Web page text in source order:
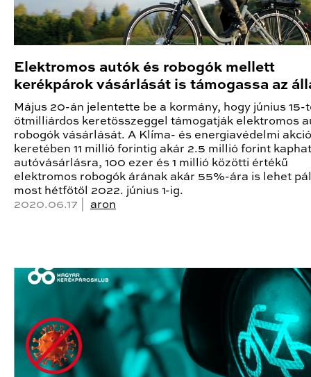
Elektromos autók és robogók mellett
kerékpárok vásárlását is támogassa az
Május 20-án jelentette be a kormány, hogy június 15-
ötmilliárdos keretösszeggel támogatják elektromos
robogók vásárlását. A Klíma- és energiavédelmi
keretében 11 millió forintig akár 2.5 millió forint
autóvásárlásra, 100 ezer és 1 millió közötti értékű
elektromos robogók árának akár 55%-ára is lehet
most hétfőtől 2022. június 1-ig.
2020.06.17 | aron